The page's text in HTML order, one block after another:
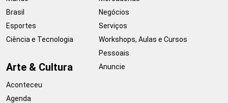
Brasil
Esportes
Ciência e Tecnologia
Arte & Cultura
Aconteceu
Agenda
Negócios
Serviços
Workshops, Aulas e Cursos
Pessoais
Anuncie